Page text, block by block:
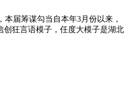
届筹谋勾当自本年3月份以来，
创狂言语模子，任度大模子是湖北